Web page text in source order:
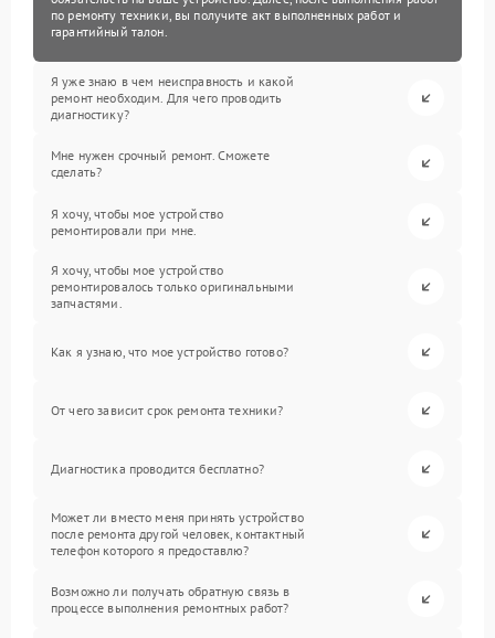
по ремонту техники, вы получите акт выполненных работ и
гарантийный талон.
Я уже знаю в чем неисправность и какой
ремонт необходим. Для чего проводить
диагностику?
Мне нужен срочный ремонт. Сможете
сделать?
Я хочу, чтобы мое устройство
ремонтировали при мне.
Я хочу, чтобы мое устройство
ремонтировалось только оригинальными
запчастями.
Как я узнаю, что мое устройство готово?
От чего зависит срок ремонта техники?
Диагностика проводится бесплатно?
Может ли вместо меня принять устройство
после ремонта другой человек, контактный
телефон которого я предоставлю?
Возможно ли получать обратную связь в
процессе выполнения ремонтных работ?